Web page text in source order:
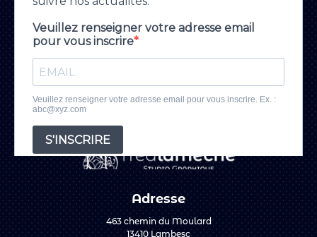
Adresse
463 chemin du Moulard
13410 Lambesc